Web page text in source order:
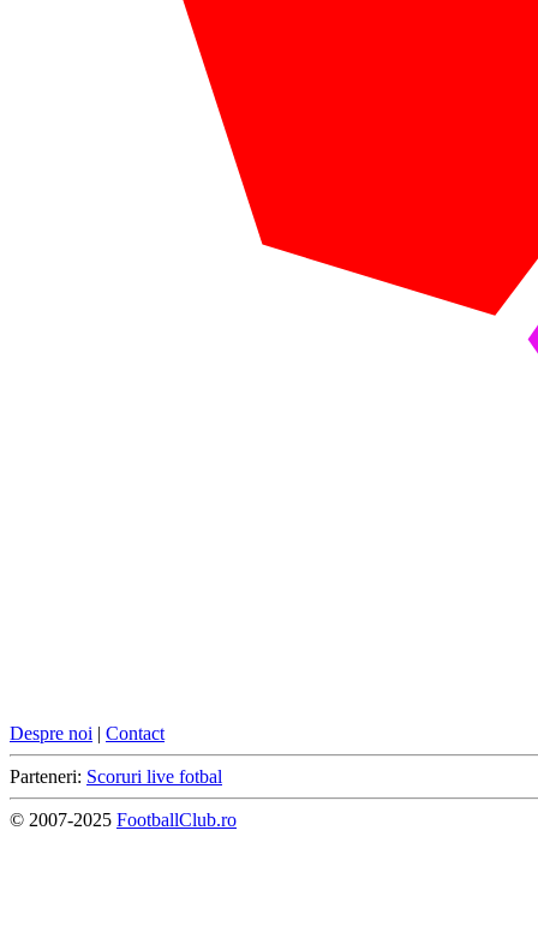
Despre noi | Contact
Parteneri: Scoruri live fotbal
© 2007-2025 FootballClub.ro